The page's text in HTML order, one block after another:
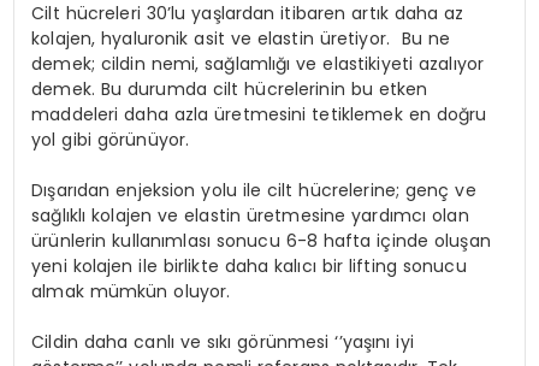
Cilt hücreleri 30’lu yaşlardan itibaren artık daha az
kolajen, hyaluronik asit ve elastin üretiyor. Bu ne
demek; cildin nemi, sağlamlığı ve elastikiyeti azalıyor
demek. Bu durumda cilt hücrelerinin bu etken
maddeleri daha azla üretmesini tetiklemek en doğru
yol gibi görünüyor.
Dışarıdan enjeksion yolu ile cilt hücrelerine; genç ve
sağlıklı kolajen ve elastin üretmesine yardımcı olan
ürünlerin kullanımlası sonucu 6-8 hafta içinde oluşan
yeni kolajen ile birlikte daha kalıcı bir lifting sonucu
almak mümkün oluyor.
Cildin daha canlı ve sıkı görünmesi ‘’yaşını iyi